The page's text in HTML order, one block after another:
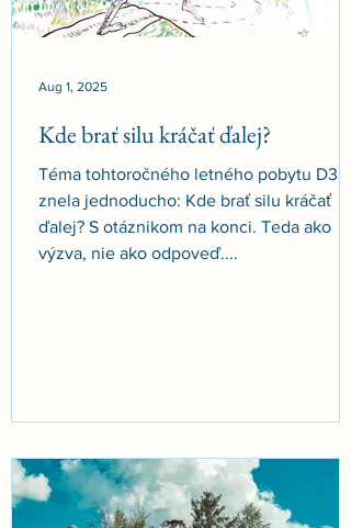
Kde brať silu kráčať ďalej?
Téma tohtoročného letného pobytu D3
znela jednoducho: Kde brať silu kráčať
ďalej? S otáznikom na konci. Teda ako
výzva, nie ako odpoveď....
Aug 1, 2025